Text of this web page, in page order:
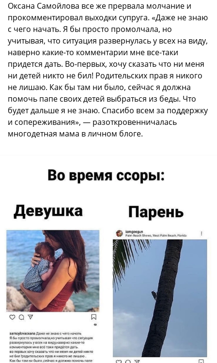
Оксана Самойлова все же прервала молчание и
прокомментировал выходки супруга. «Даже не знаю
с чего начать. Я бы просто промолчала, но
учитывая, что ситуация развернулась у всех на виду,
наверно какие-то комментарии мне все-таки
придется дать. Во-первых, хочу сказать что ни меня
ни детей никто не бил! Родительских прав я никого
не лишаю. Как бы там ни было, сейчас я должна
помочь папе своих детей выбраться из беды. Что
будет дальше я не знаю. Спасибо всем за поддержку
и сопереживания», — разоткровенничалась
многодетная мама в личном блоге.